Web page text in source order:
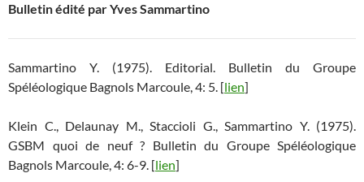
Bulletin édité par Yves Sammartino
Sammartino Y. (1975). Editorial. Bulletin du Groupe
Spéléologique Bagnols Marcoule, 4: 5. [lien]
Klein C., Delaunay M., Staccioli G., Sammartino Y. (1975).
GSBM quoi de neuf ? Bulletin du Groupe Spéléologique
Bagnols Marcoule, 4: 6-9. [lien]